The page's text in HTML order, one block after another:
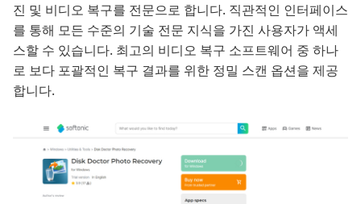
진 및 비디오 복구를 전문으로 합니다. 직관적인 인터페이스
를 통해 모든 수준의 기술 전문 지식을 가진 사용자가 액세
스할 수 있습니다. 최고의 비디오 복구 소프트웨어 중 하나
로 보다 포괄적인 복구 결과를 위한 정밀 스캔 옵션을 제공
합니다.